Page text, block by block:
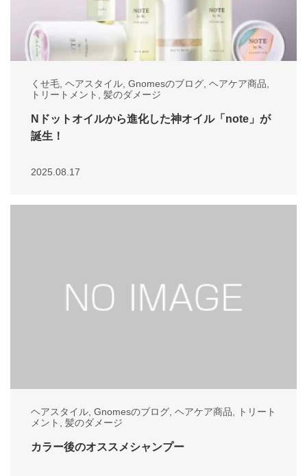
くせ毛 ヘアスタイル Gnomesのブログ ヘアケア商品
トリートメント
髪のダメージ
Nドットオイルから進化した神オイル「note」が
誕生！
2025.08.17
ヘアスタイル, Gnomesのブログ, ヘアケア商品,
トリート
メント , 髪のダメージ
カラー後のオススメシャンプー